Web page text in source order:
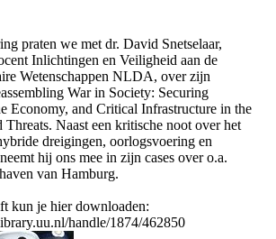
praten we met dr. David Snetselaar,
Inlichtingen en Veiligheid aan de
Wetenschappen NLDA, over zijn
War in Society: Securing
Economy, and Critical Infrastructure in the
Naast een kritische noot over het
dreigingen, oorlogsvoering en
hij ons mee in zijn cases over o.a.
van Hamburg.
kun je hier downloaden:
handle/1874/462850